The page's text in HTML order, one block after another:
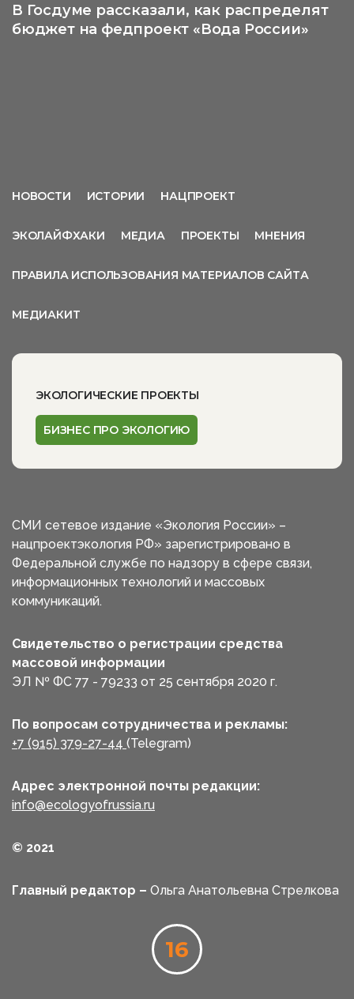
В Госдуме рассказали, как распределят
бюджет на федпроект «Вода России»
НОВОСТИ ИСТОРИИ НАЦПРОЕКТ
ЭКОЛАЙФХАКИ МЕДИА ПРОЕКТЫ МНЕНИЯ
ПРАВИЛА ИСПОЛЬЗОВАНИЯ МАТЕРИАЛОВ САЙТА
МЕДИАКИТ
ЭКОЛОГИЧЕСКИЕ ПРОЕКТЫ
БИЗНЕС ПРО ЭКОЛОГИЮ
СМИ сетевое издание «Экология России» –
нацпроектэкология РФ» зарегистрировано в
Федеральной службе по надзору в сфере связи,
информационных технологий и массовых
коммуникаций.
Свидетельство о регистрации средства
массовой информации
ЭЛ № ФС 77 - 79233 от 25 сентября 2020 г.
По вопросам сотрудничества и рекламы:
+7 (915) 379-27-44 (Telegram)
Адрес электронной почты редакции:
info@ecologyofrussia.ru
© 2021
Главный редактор – Ольга Анатольевна Стрелкова
16